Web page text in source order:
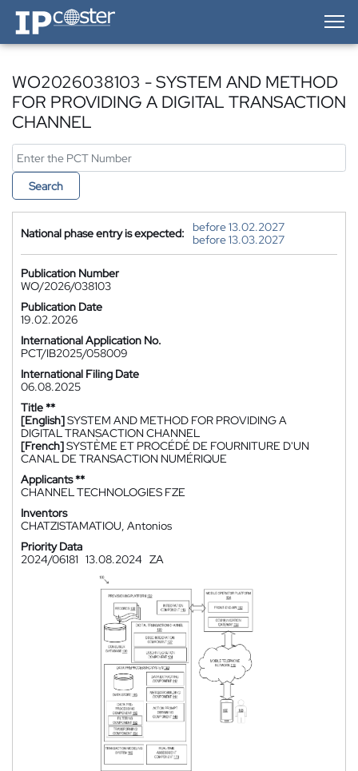
IP-Coster — Home
WO2026038103 - SYSTEM AND METHOD
FOR PROVIDING A DIGITAL TRANSACTION
CHANNEL
Search
National phase entry is expected:
before 13.02.2027
before 13.03.2027
Publication Number
WO/2026/038103
Publication Date
19.02.2026
International Application No.
PCT/IB2025/058009
International Filing Date
06.08.2025
Title **
[English]SYSTEM AND METHOD FOR PROVIDING A
DIGITAL TRANSACTION CHANNEL
[French]SYSTÈME ET PROCÉDÉ DE FOURNITURE D'UN
CANAL DE TRANSACTION NUMÉRIQUE
Applicants **
CHANNEL TECHNOLOGIES FZE
Inventors
CHATZISTAMATIOU, Antonios
Priority Data
2024/06181 13.08.2024 ZA